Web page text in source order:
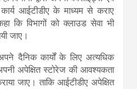
आईटीडीए के माध्यम से कराए
कि विभागों को क्लाउड सेवा भी
जाए।
दैनिक कार्यों के लिए अत्यधिक
अपेक्षित स्टोरेज की आवश्यकता
जाए। ताकि आईटीडीए अपेक्षित